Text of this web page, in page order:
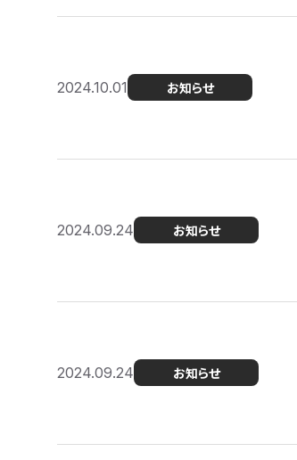
2024.10.01 お知らせ
2024.09.24 お知らせ
2024.09.24 お知らせ